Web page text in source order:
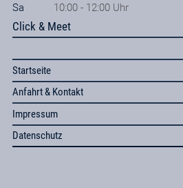
Sa
10:00 - 12:00 Uhr
Click & Meet
Startseite
Anfahrt & Kontakt
Impressum
Datenschutz